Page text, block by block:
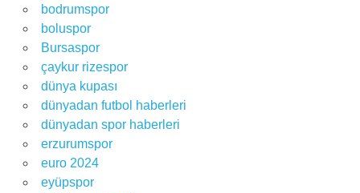
bodrumspor
boluspor
Bursaspor
çaykur rizespor
dünya kupası
dünyadan futbol haberleri
dünyadan spor haberleri
erzurumspor
euro 2024
eyüpspor